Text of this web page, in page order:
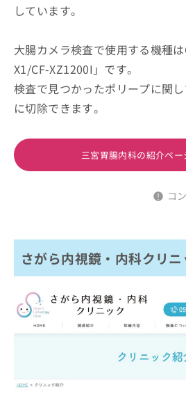
しています。
大腸カメラ検査で使用する機種
X1/CF-XZ1200I」です。
検査で見つかったポリープに関
に切除できます。
三宮胃腸内科の紹介ペー
コ
さがら内視鏡・内科クリニ